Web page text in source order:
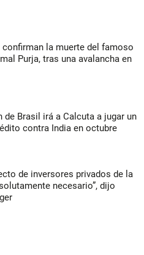
la muerte del famoso
Purja, tras una avalancha en
de Brasil irá a Calcuta a jugar un
contra India en octubre
de inversores privados de la
necesario”, dijo